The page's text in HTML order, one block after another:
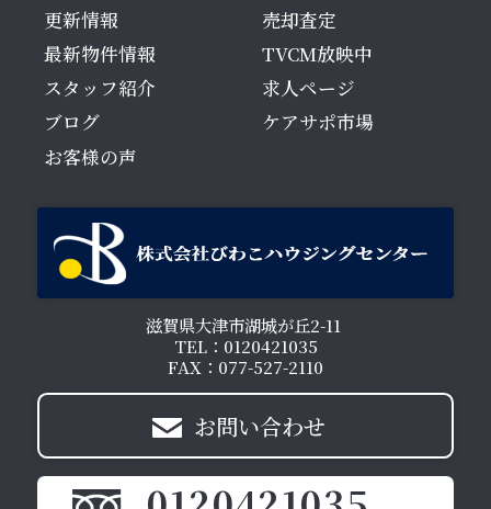
更新情報
最新物件情報
スタッフ紹介
ブログ
お客様の声
売却査定
TVCM放映中
求人ページ
ケアサポ市場
滋賀県大津市湖城が丘2-11
TEL：0120421035
FAX：077-527-2110
お問い合わせ